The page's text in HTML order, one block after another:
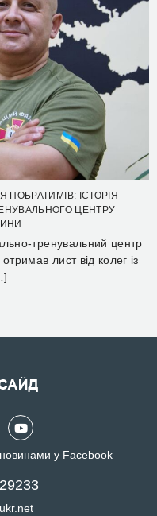
ІСТОРІЯ
ЦЕНТРУ
тренувальний центр
лист від колег із
новинами у Facebook